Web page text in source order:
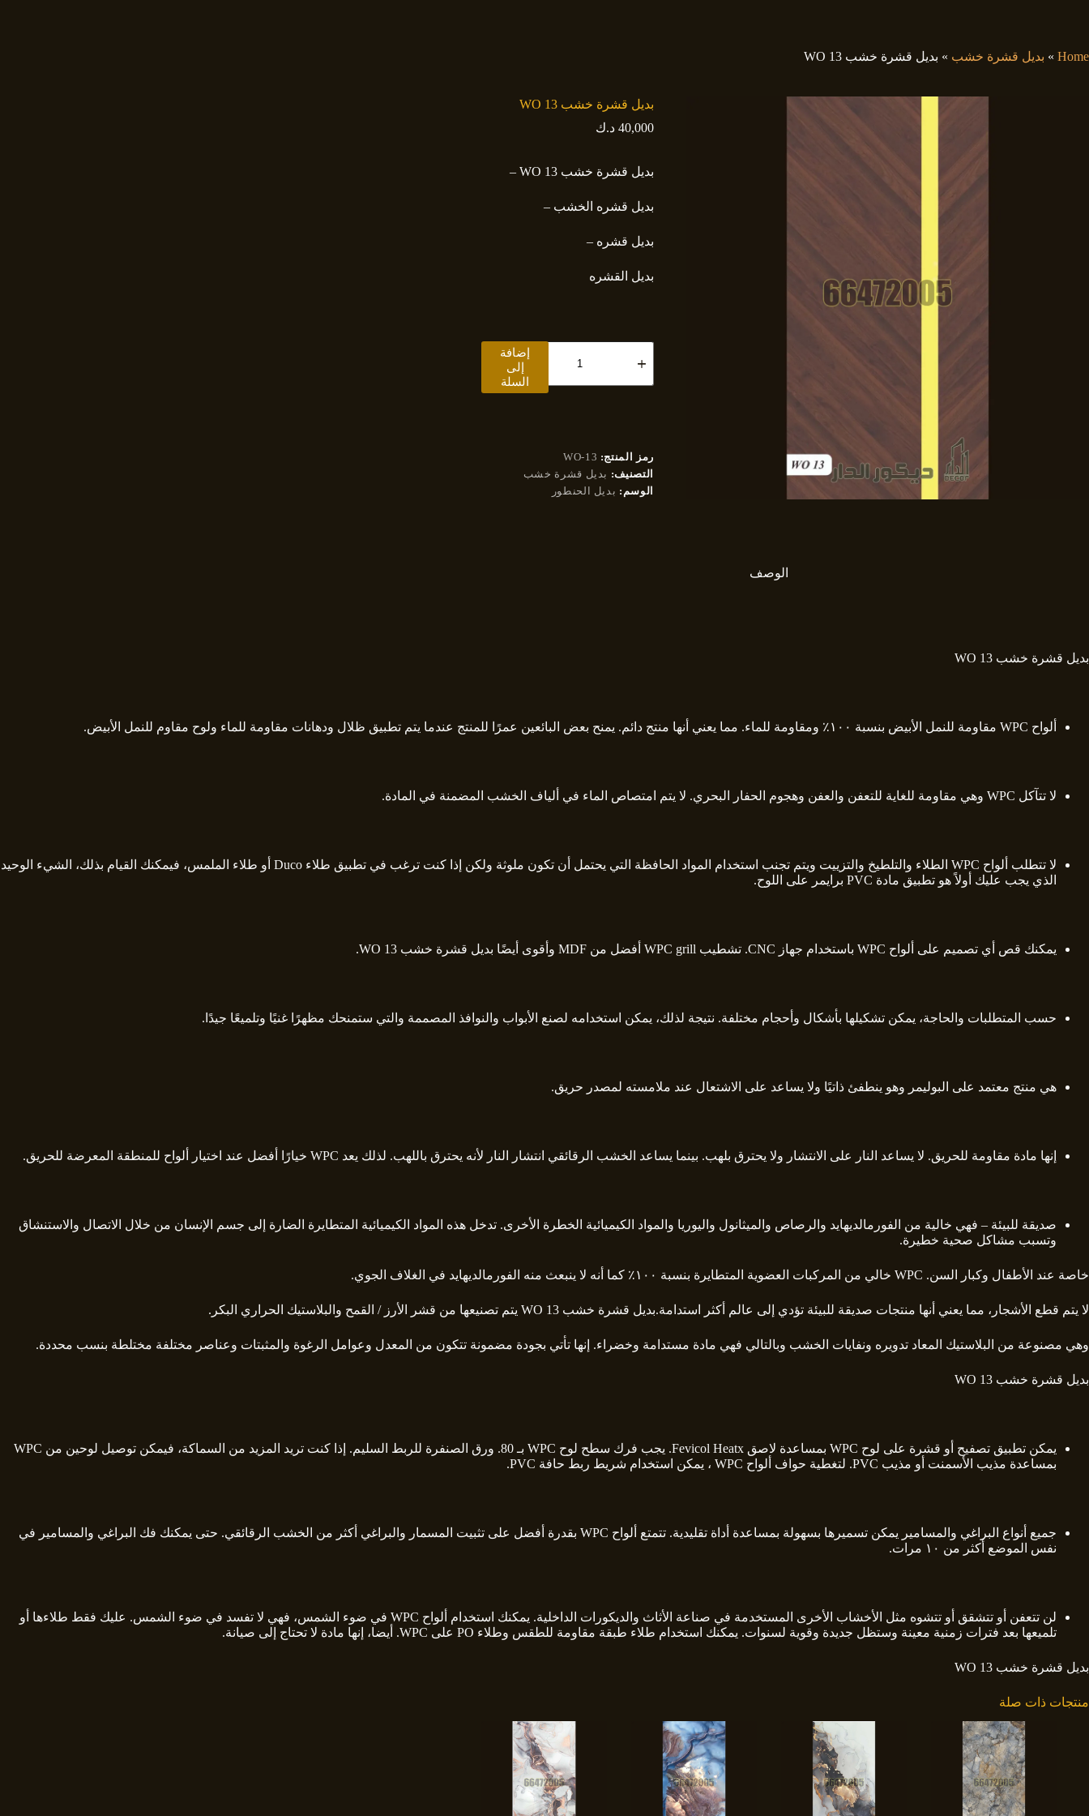
Home
» بديل قشرة خشب » بديل قشرة خشب WO 13
بديل قشرة خشب WO 13
40,000 د.ك
بديل قشرة خشب WO 13 –
بديل قشره الخشب –
بديل قشره –
بديل القشره
بديل
إضافة
إلى
السلة
رمز المنتج: WO-13
التصنيف: بديل قشرة خشب
الوسم: بديل الحنطور
الوصف
بديل قشرة خشب WO 13
ألواح WPC مقاومة للنمل الأبيض بنسبة ١٠٠٪ ومقاومة للماء. مما يعني أنها منتج دائم. يمنح بعض البائعين عمرًا للمنتج عندما يتم تطبيق ظلال ودهانات مقاومة للماء ولوح مقاوم للنمل الأبيض.
لا تتآكل WPC وهي مقاومة للغاية للتعفن والعفن وهجوم الحفار البحري. لا يتم امتصاص الماء في ألياف الخشب المضمنة في المادة.
لا تتطلب ألواح WPC الطلاء والتلطيخ والتزييت ويتم تجنب استخدام المواد الحافظة التي يحتمل أن تكون ملوثة ولكن إذا كنت ترغب في تطبيق طلاء Duco أو طلاء الملمس، فيمكنك القيام بذلك، الشيء الوحيد
الذي يجب عليك أولاً هو تطبيق مادة PVC برايمر على اللوح.
يمكنك قص أي تصميم على ألواح WPC باستخدام جهاز CNC. تشطيب WPC grill أفضل من MDF وأقوى أيضًا بديل قشرة خشب WO 13.
حسب المتطلبات والحاجة، يمكن تشكيلها بأشكال وأحجام مختلفة. نتيجة لذلك، يمكن استخدامه لصنع الأبواب والنوافذ المصممة والتي ستمنحك مظهرًا غنيًا وتلميعًا جيدًا.
هي منتج معتمد على البوليمر وهو ينطفئ ذاتيًا ولا يساعد على الاشتعال عند ملامسته لمصدر حريق.
إنها مادة مقاومة للحريق. لا يساعد النار على الانتشار ولا يحترق بلهب. بينما يساعد الخشب الرقائقي انتشار النار لأنه يحترق باللهب. لذلك يعد WPC خيارًا أفضل عند اختيار ألواح للمنطقة المعرضة للحريق.
صديقة للبيئة – فهي خالية من الفورمالديهايد والرصاص والميثانول واليوريا والمواد الكيميائية الخطرة الأخرى. تدخل هذه المواد الكيميائية المتطايرة الضارة إلى جسم الإنسان من خلال الاتصال والاستنشاق
وتسبب مشاكل صحية خطيرة.
خاصة عند الأطفال وكبار السن. WPC خالي من المركبات العضوية المتطايرة بنسبة ١٠٠٪ كما أنه لا ينبعث منه الفورمالديهايد في الغلاف الجوي.
لا يتم قطع الأشجار، مما يعني أنها منتجات صديقة للبيئة تؤدي إلى عالم أكثر استدامة.بديل قشرة خشب WO 13 يتم تصنيعها من قشر الأرز / القمح والبلاستيك الحراري البكر.
وهي مصنوعة من البلاستيك المعاد تدويره ونفايات الخشب وبالتالي فهي مادة مستدامة وخضراء. إنها تأتي بجودة مضمونة تتكون من المعدل وعوامل الرغوة والمثبتات وعناصر مختلفة مختلطة بنسب محددة.
بديل قشرة خشب WO 13
يمكن تطبيق تصفيح أو قشرة على لوح WPC بمساعدة لاصق Fevicol Heatx. يجب فرك سطح لوح WPC بـ 80. ورق الصنفرة للربط السليم. إذا كنت تريد المزيد من السماكة، فيمكن توصيل لوحين من WPC
بمساعدة مذيب الأسمنت أو مذيب PVC. لتغطية حواف ألواح WPC ، يمكن استخدام شريط ربط حافة PVC.
جميع أنواع البراغي والمسامير يمكن تسميرها بسهولة بمساعدة أداة تقليدية. تتمتع ألواح WPC بقدرة أفضل على تثبيت المسمار والبراغي أكثر من الخشب الرقائقي. حتى يمكنك فك البراغي والمسامير في
نفس الموضع أكثر من ١٠ مرات.
لن تتعفن أو تتشقق أو تتشوه مثل الأخشاب الأخرى المستخدمة في صناعة الأثاث والديكورات الداخلية. يمكنك استخدام ألواح WPC في ضوء الشمس، فهي لا تفسد في ضوء الشمس. عليك فقط طلاءها أو
تلميعها بعد فترات زمنية معينة وستظل جديدة وقوية لسنوات. يمكنك استخدام طلاء طبقة مقاومة للطقس وطلاء PO على WPC. أيضا، إنها مادة لا تحتاج إلى صيانة.
بديل قشرة خشب WO 13
منتجات ذات صلة